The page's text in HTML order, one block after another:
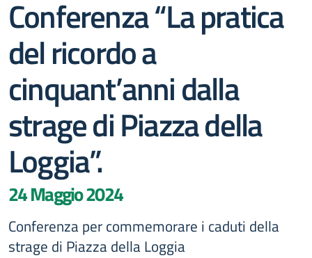
Conferenza “La pratica
del ricordo a
cinquant’anni dalla
strage di Piazza della
Loggia”.
24 Maggio 2024
Conferenza per commemorare i caduti della
strage di Piazza della Loggia